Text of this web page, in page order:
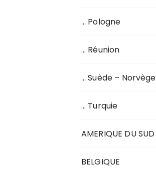
… Pologne
… Réunion
… Suède – Norvège
… Turquie
AMERIQUE DU SUD
BELGIQUE